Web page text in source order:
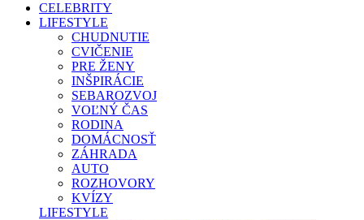
CELEBRITY
LIFESTYLE
CHUDNUTIE
CVIČENIE
PRE ŽENY
INŠPIRÁCIE
SEBAROZVOJ
VOĽNÝ ČAS
RODINA
DOMÁCNOSŤ
ZÁHRADA
AUTO
ROZHOVORY
KVÍZY
LIFESTYLE